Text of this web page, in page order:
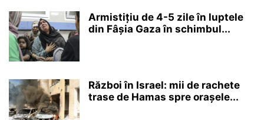
Armistițiu de 4-5 zile în luptele
din Fâșia Gaza în schimbul...
Război în Israel: mii de rachete
trase de Hamas spre orașele...